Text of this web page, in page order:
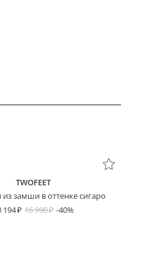
TWOFEET
из замши в оттенке сигаро
194
16 990 -40%